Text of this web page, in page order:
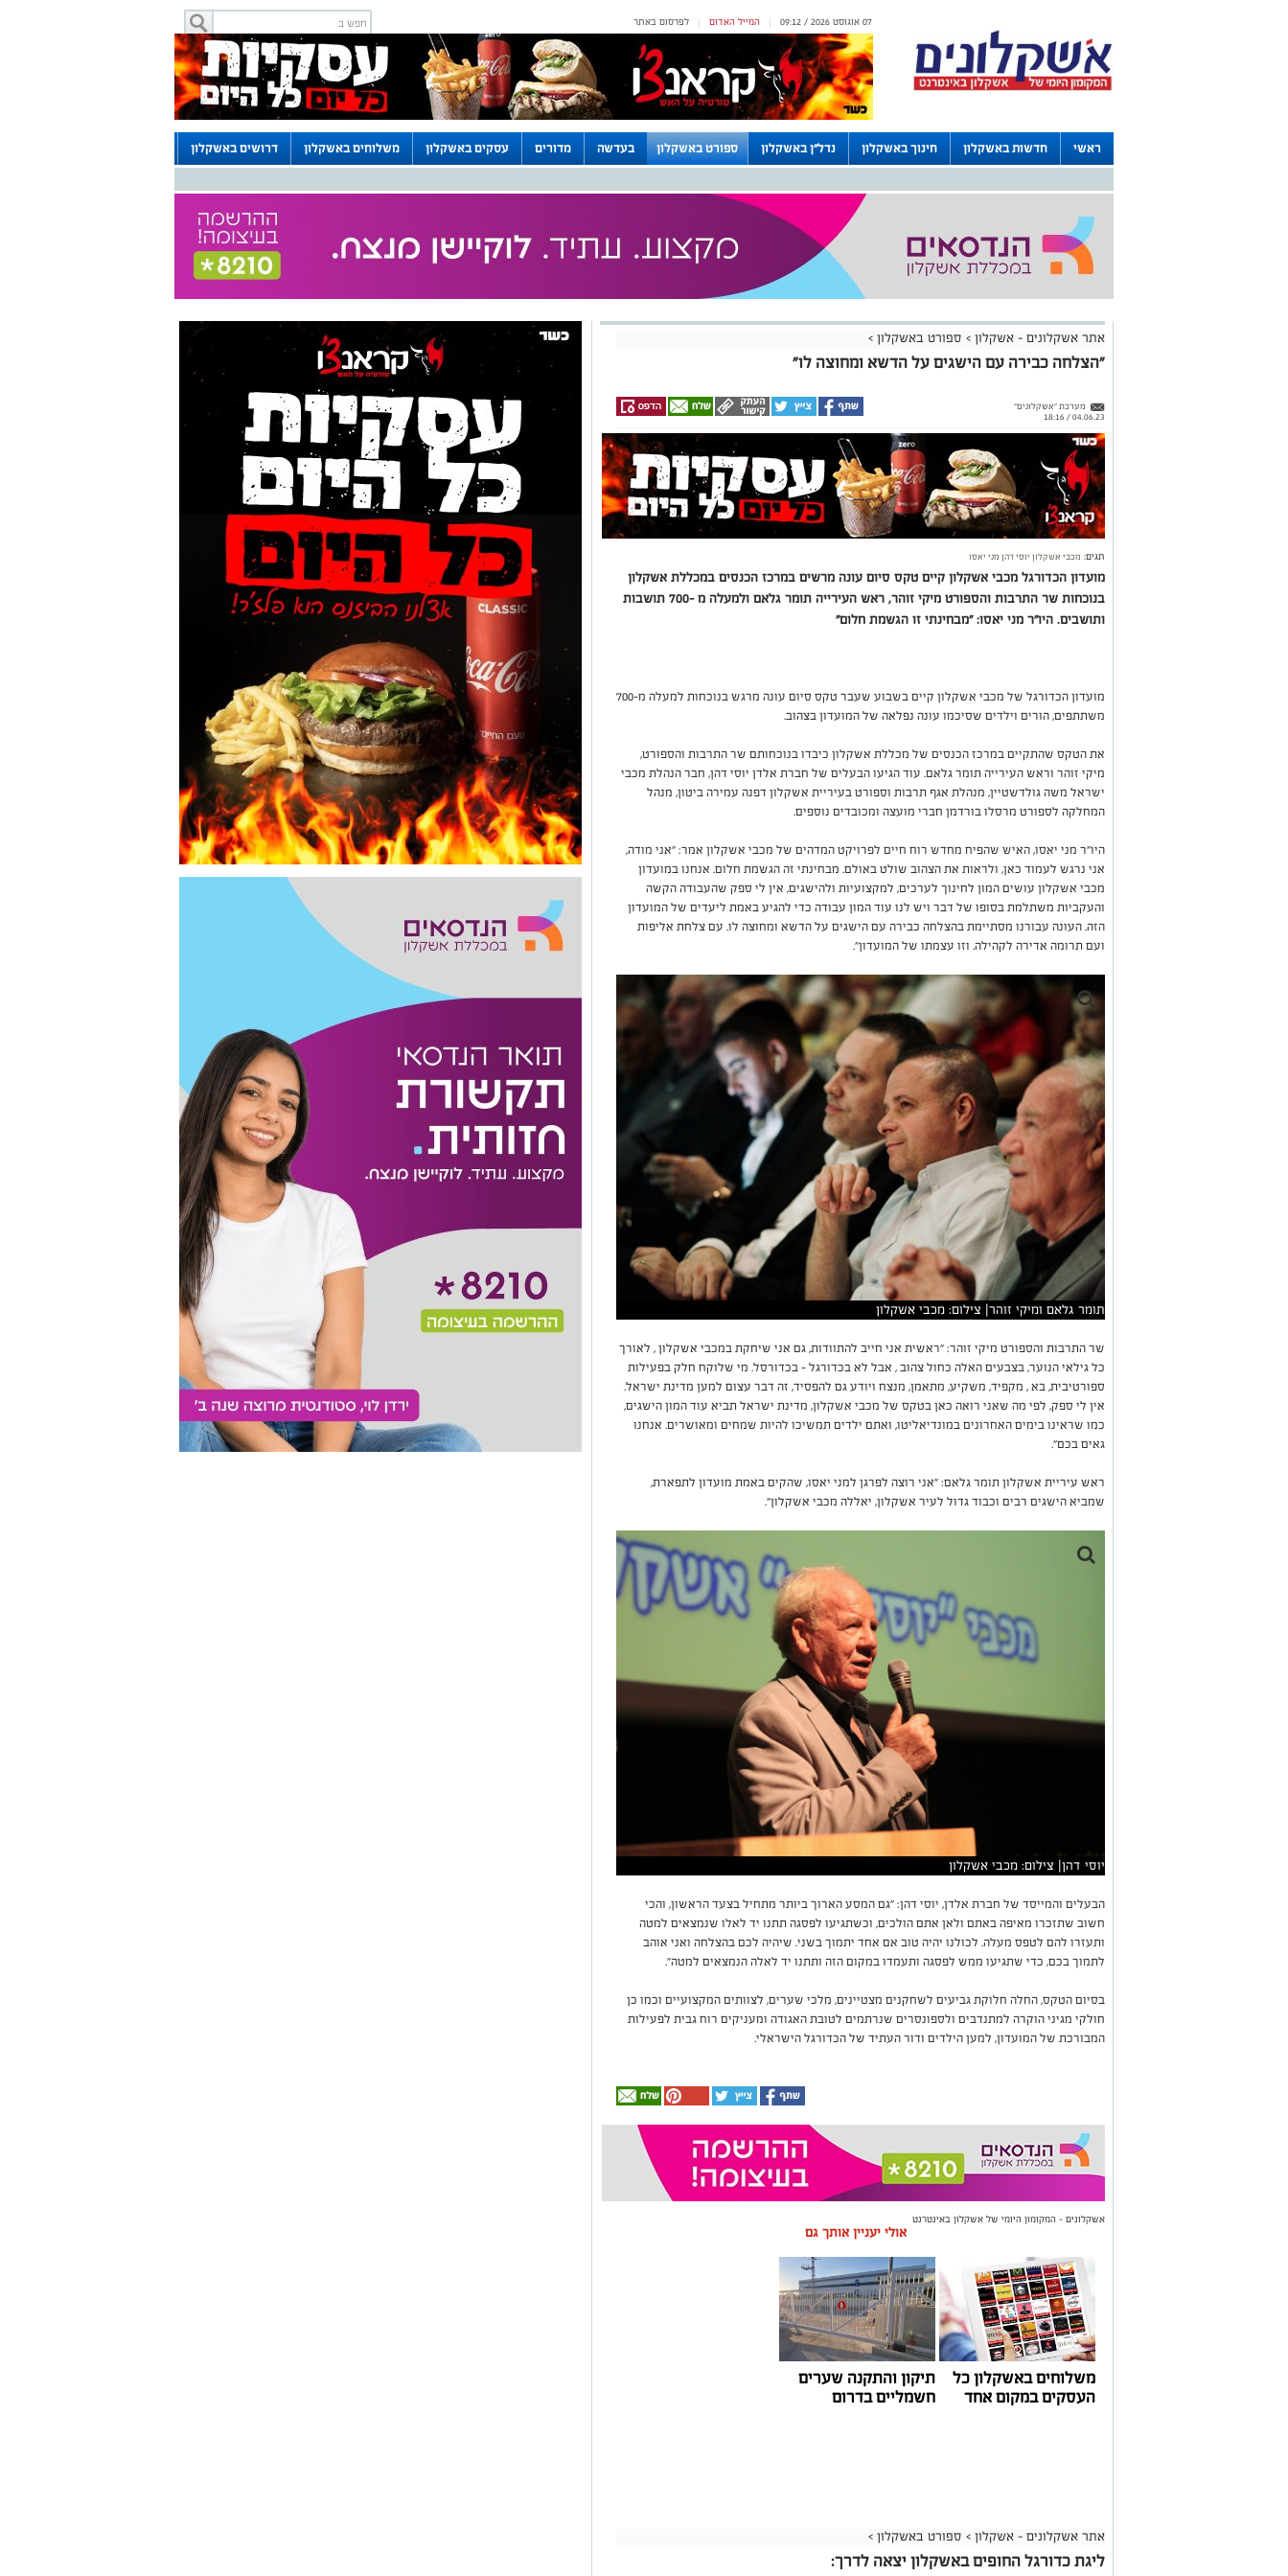
לפרסום באתר | המייל האדום | 07 אוגוסט 2026 / 09:12
ראשי חדשות באשקלון חינוך באשקלון נדל"ן באשקלון ספורט באשקלון בעדשה מדורים עסקים באשקלון משלוחים באשקלון דרושים באשקלון
אתר אשקלונים - אשקלון > ספורט באשקלון >
"הצלחה כבירה עם הישגים על הדשא ומחוצה לו"
מערכת "אשקלונים"
04.06.23 / 18:16
תגים: מכבי אשקלון יוסי דהן מני יאסו
מועדון הכדורגל מכבי אשקלון קיים טקס סיום עונה מרשים במרכז הכנסים במכללת אשקלון
בנוכחות שר התרבות והספורט מיקי זוהר, ראש העירייה תומר גלאם ולמעלה מ -700 תושבות
ותושבים. היו"ר מני יאסו: "מבחינתי זו הגשמת חלום"
מועדון הכדורגל של מכבי אשקלון קיים בשבוע שעבר טקס סיום עונה מרגש בנוכחות למעלה מ-700
משתתפים, הורים וילדים שסיכמו עונה נפלאה של המועדון בצהוב.
את הטקס שהתקיים במרכז הכנסים של מכללת אשקלון כיבדו בנוכחותם שר התרבות והספורט,
מיקי זוהר וראש העירייה תומר גלאם. עוד הגיעו הבעלים של חברת אלדן יוסי דהן, חבר הנהלת מכבי
ישראל משה גולדשטיין, מנהלת אגף תרבות וספורט בעיריית אשקלון דפנה עמירה ביטון, מנהל
המחלקה לספורט מרסלו בורדמן חברי מועצה ומכובדים נוספים.
היו"ר מני יאסו, האיש שהפיח מחדש רוח חיים לפרויקט המדהים של מכבי אשקלון אמר: ״אני מודה,
אני נרגש לעמוד כאן, ולראות את הצהוב שולט באולם. מבחינתי זה הגשמת חלום. אנחנו במועדון
מכבי אשקלון עושים המון לחינוך לערכים, למקצועיות ולהישגים, אין לי ספק שהעבודה הקשה
והעקביות משתלמת בסופו של דבר ויש לנו עוד המון עבודה כדי להגיע באמת ליעדים של המועדון
הזה. העונה עבורנו מסתיימת בהצלחה כבירה עם הישגים על הדשא ומחוצה לו. עם צלחת אליפות
ועם תרומה אדירה לקהילה. וזו עצמתו של המועדון״.
תומר גלאם ומיקי זוהר| צילום: מכבי אשקלון
שר התרבות והספורט מיקי זוהר: ״ראשית אני חייב להתוודות, גם אני שיחקת במכבי אשקלון , לאורך
כל גילאי הנוער, בצבעים האלה כחול צהוב , אבל לא בכדורגל - בכדורסל. מי שלוקח חלק בפעילות
ספורטיבית, בא , מקפיד, משקיע, מתאמן, מנצח ויודע גם להפסיד, זה דבר עצום למען מדינת ישראל.
אין לי ספק, לפי מה שאני רואה כאן בטקס של מכבי אשקלון, מדינת ישראל תביא עוד המון הישגים,
כמו שראינו בימים האחרונים במונדיאליטו, ואתם ילדים תמשיכו להיות שמחים ומאושרים. אנחנו
גאים בכם״.
ראש עיריית אשקלון תומר גלאם: ״אני רוצה לפרגן למני יאסו, שהקים באמת מועדון לתפארת,
שמביא הישגים רבים וכבוד גדול לעיר אשקלון, יאללה מכבי אשקלון״.
יוסי דהן| צילום: מכבי אשקלון
הבעלים והמייסד של חברת אלדן, יוסי דהן: ״גם המסע הארוך ביותר מתחיל בצעד הראשון, והכי
חשוב שתזכרו מאיפה באתם ולאן אתם הולכים, וכשתגיעו לפסגה תתנו יד לאלו שנמצאים למטה
ותעזרו להם לטפס מעלה. לכולנו יהיה טוב אם אחד יתמוך בשני. שיהיה לכם בהצלחה ואני אוהב
לתמוך בכם, כדי שתגיעו ממש לפסגה ותעמדו במקום הזה ותתנו יד לאלה הנמצאים למטה״.
בסיום הטקס, החלה חלוקת גביעים לשחקנים מצטיינים, מלכי שערים, לצוותים המקצועיים וכמו כן
חולקי מגיני הוקרה למתנדבים ולספונסרים שנרתמים לטובת האגודה ומעניקים רוח גבית לפעילות
המבורכת של המועדון, למען הילדים ודור העתיד של הכדורגל הישראלי.
אשקלונים - המקומון היומי של אשקלון באינטרנט
אולי יעניין אותך גם
משלוחים באשקלון כל
העסקים במקום אחד
תיקון והתקנה שערים
חשמליים בדרום
אתר אשקלונים - אשקלון > ספורט באשקלון >
ליגת כדורגל החופים באשקלון יצאה לדרך: